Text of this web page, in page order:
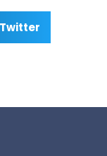
Twitter